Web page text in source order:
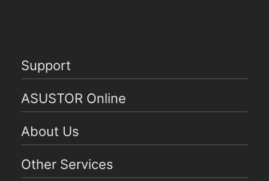
Support
ASUSTOR Online
About Us
Other Services